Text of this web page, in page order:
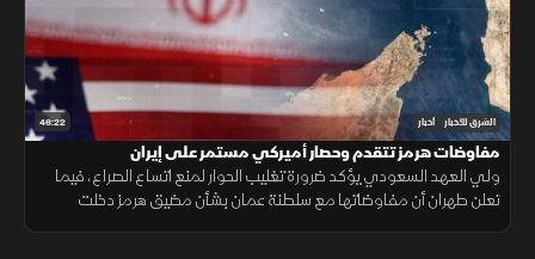
46:22 الشرق للأخبار أخبار
مفاوضات هرمز تتقدم وحصار أميركي مستمر على إيران
ولي العهد السعودي يؤكد ضرورة تغليب الحوار لمنع اتساع الصراع، فيما
تعلن طهران أن مفاوضاتها مع سلطنة عمان بشأن مضيق هرمز دخلت